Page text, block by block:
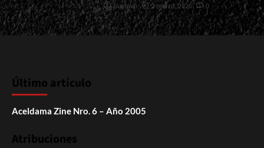
Gustavo 2 marzo, 2026 0
Último artículo
Aceldama Zine Nro. 6 – Año 2005
Atribuciones